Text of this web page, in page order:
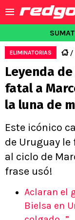
ELIMINATORIAS
Leyenda
fatal a
la luna de
Este icónico
de Uruguay
al ciclo de
frase usó!
Aclaran el
Bielsa en